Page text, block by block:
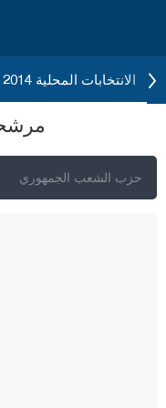
الانتخابات المحلية 2014
حزب الشعب الجمهوري